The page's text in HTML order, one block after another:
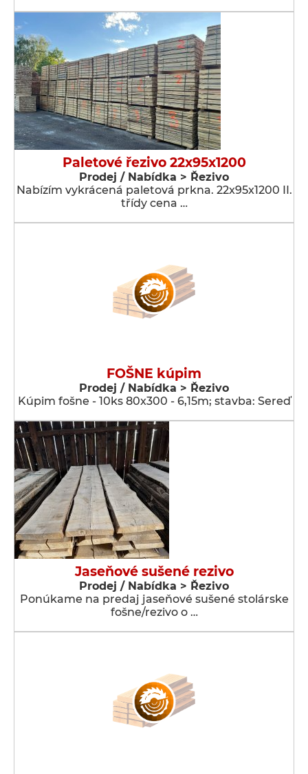
Paletové řezivo 22x95x1200
Prodej / Nabídka > Řezivo
Nabízím vykrácená paletová prkna. 22x95x1200 II.
třídy cena …
FOŠNE kúpim
Prodej / Nabídka > Řezivo
Kúpim fošne - 10ks 80x300 - 6,15m; stavba: Sereď
Jaseňové sušené rezivo
Prodej / Nabídka > Řezivo
Ponúkame na predaj jaseňové sušené stolárske
fošne/rezivo o …